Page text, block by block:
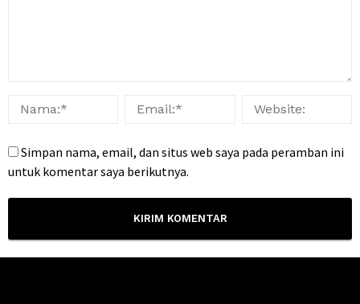
Simpan nama, email, dan situs web saya pada peramban ini
untuk komentar saya berikutnya.